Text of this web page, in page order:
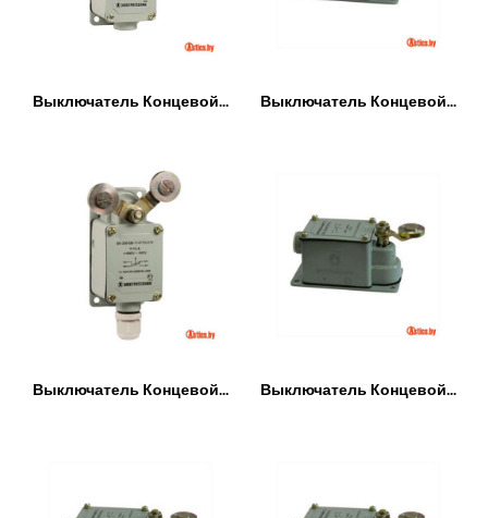
Выключатель Концевой... Выключатель Концевой...
Выключатель Концевой... Выключатель Концевой...